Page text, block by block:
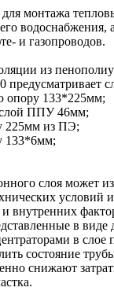
монтажа
водоснабжения,
и газопроводов.
из
предусматривает
133*225мм;
ППУ 46мм;
225мм из ПЭ;
133*6мм;
слоя может
условий
внутренних
в виде
в слое
состояние
снижают